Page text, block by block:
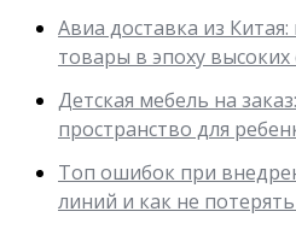
Авиа доставка из
товары в эпоху высоких
Детская мебель на
пространство для
Топ ошибок при
линий и как не